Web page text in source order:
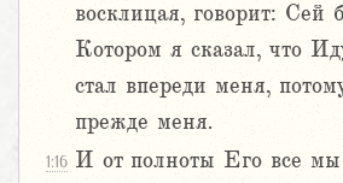
восклицая, говорит: Сей
Котором я сказал, что
стал впереди меня,
прежде меня.
1:16 И от полноты Его все